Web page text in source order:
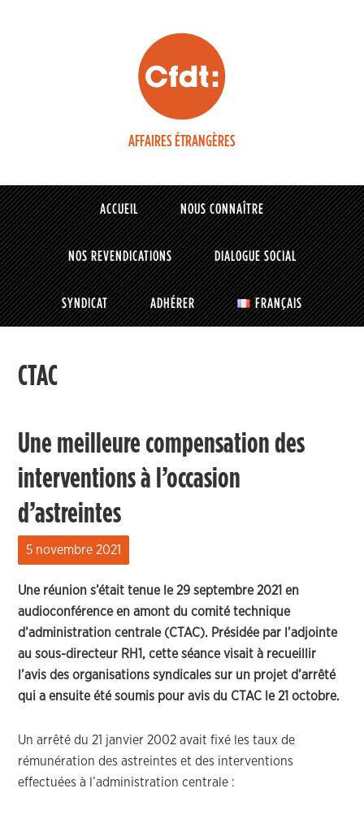
AFFAIRES ÉTRANGÈRES
ACCUEIL NOUS CONNAÎTRE
NOS REVENDICATIONS DIALOGUE SOCIAL
SYNDICAT ADHÉRER FRANÇAIS
CTAC
Une meilleure compensation des
interventions à l’occasion
d’astreintes
5 novembre 2021
Une réunion s’était tenue le 29 septembre 2021 en
audioconférence en amont du comité technique
d’administration centrale (CTAC). Présidée par l’adjointe
au sous-directeur RH1, cette séance visait à recueillir
l’avis des organisations syndicales sur un projet d’arrêté
qui a ensuite été soumis pour avis du CTAC le 21 octobre.
Un arrêté du 21 janvier 2002 avait fixé les taux de
rémunération des astreintes et des interventions
effectuées à l’administration centrale :